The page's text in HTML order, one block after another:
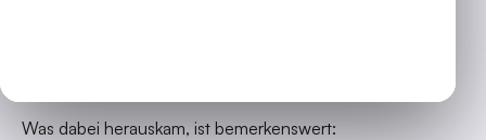
Was dabei herauskam, ist bemerkenswert: